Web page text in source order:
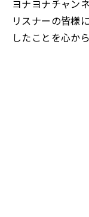
ヨナヨナチャン
リスナーの皆様
したことを心か